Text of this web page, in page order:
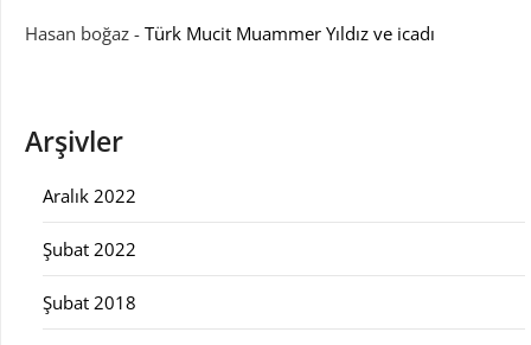
Hasan boğaz - Türk Mucit Muammer Yıldız ve icadı
Arşivler
Aralık 2022
Şubat 2022
Şubat 2018